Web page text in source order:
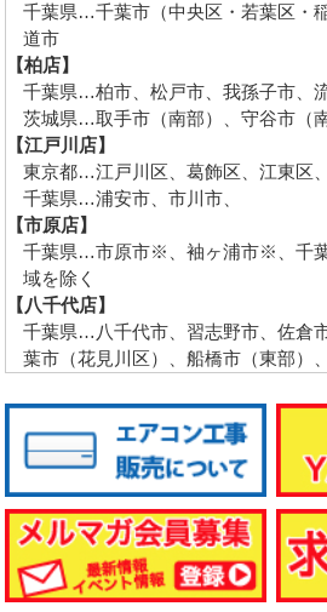
千葉県…千葉市（中央区・若葉区・
道市
【柏店】
千葉県…柏市、松戸市、我孫子市、
茨城県…取手市（南部）、守谷市（南
【江戸川店】
東京都…江戸川区、葛飾区、江東区
千葉県…浦安市、市川市、
【市原店】
千葉県…市原市※、袖ヶ浦市※、千
域を除く
【八千代店】
千葉県…八千代市、習志野市、佐倉
葉市（花見川区）、船橋市（東部）